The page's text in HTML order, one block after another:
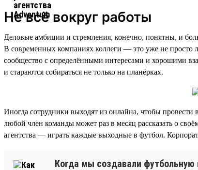
Не всё вокруг работы
Деловые амбиции и стремления, конечно, понятны, и
В современных компаниях коллеги — это уже не просто
сообщество с определёнными интересами и хорошими
и стараются собираться не только на планёрках.
Иногда сотрудники выходят из онлайна, чтобы провести
любой член команды может раз в месяц рассказать о
агентства — играть каждые выходные в футбол.
Когда мы создавали футбольную